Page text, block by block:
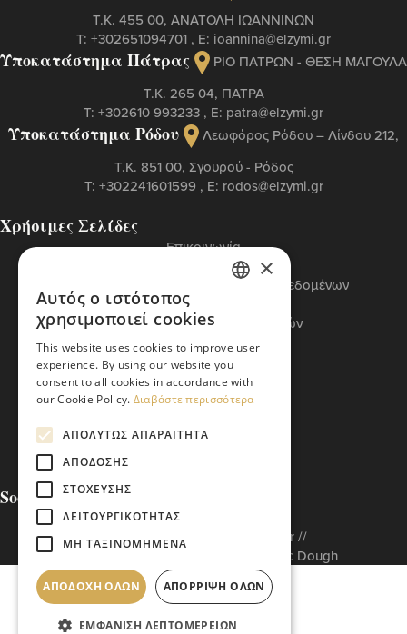
Τ.Κ. 455 00, ΑΝΑΤΟΛΗ ΙΩΑΝΝΙΝΩΝ
Τ: +302651094701 , Ε: ioannina@elzymi.gr
Υποκατάστημα Πάτρας
ΡΙΟ ΠΑΤΡΩΝ - ΘΕΣΗ ΜΑΓΟΥΛΑ
Τ.Κ. 265 04, ΠΑΤΡΑ
Τ: +302610 993233 , Ε: patra@elzymi.gr
Υποκατάστημα Ρόδου
Λεωφόρος Ρόδου – Λίνδου 212,
T.K. 851 00, Σγουρού - Ρόδος
Τ: +302241601599 , Ε: rodos@elzymi.gr
Χρήσιμες Σελίδες
Επικοινωνία
Πολιτική Cookies
Πολιτική Προστασίας Προσωπικών Δεδομένων
Όροι Χρήσης
Πολιτική Διαχείρισης Αναφορών
Βασικός Κώδικας ETI
Social Media
Copyright © 2026 Arabatzis Hellenic Dough
Built to matter by // Don'tMatter //
×
Αυτός ο ιστότοπος
χρησιμοποιεί cookies
This website uses cookies to improve user
experience. By using our website you
consent to all cookies in accordance with
our Cookie Policy. Διαβάστε περισσότερα
ΑΠΟΛΎΤΩΣ ΑΠΑΡΑΊΤΗΤΑ
ΑΠΌΔΟΣΗΣ
ΣΤΌΧΕΥΣΗΣ
ΛΕΙΤΟΥΡΓΙΚΌΤΗΤΑΣ
ΜΗ ΤΑΞΙΝΟΜΗΜΈΝΑ
ΑΠΟΔΟΧΉ ΌΛΩΝ ΑΠΌΡΡΙΨΗ ΌΛΩΝ
ΕΜΦΆΝΙΣΗ ΛΕΠΤΟΜΕΡΕΙΏΝ